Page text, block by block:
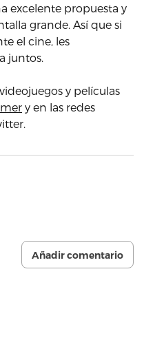
excelente propuesta y
grande. Así que si
el cine, les
juntos.
y películas
y en las redes
Añadir comentario